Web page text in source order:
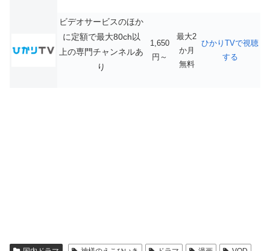
ビデオサービスのほか
に定額で最大80ch以
上の専門チャンネルあ
り
1,650
円～
最大2
か月
無料
ひかりTVで視聴
する